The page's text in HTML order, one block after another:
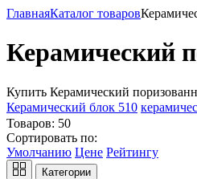
ГлавнаяКаталог товаров
Керамический
Купить Керамический
Керамический блок 510
Товаров: 50
Сортировать по:
Умолчанию Цене Рейтингу
Категории